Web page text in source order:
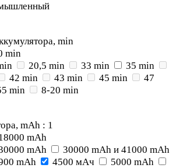
min
min
20,5 min 33 min
35 min
42 min 43 min 45 min
47
min
8-20 min
mAh : 1
mAh
mAh
30000 mAh и 41000 mAh
mAh 4500 мАч
5000 mAh